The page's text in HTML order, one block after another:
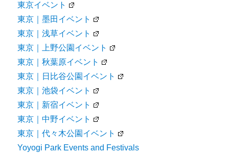
東京イベント
東京｜墨田イベント
東京｜浅草イベント
東京｜上野公園イベント
東京｜秋葉原イベント
東京｜日比谷公園イベント
東京｜池袋イベント
東京｜新宿イベント
東京｜中野イベント
東京｜代々木公園イベント
Yoyogi Park Events and Festivals